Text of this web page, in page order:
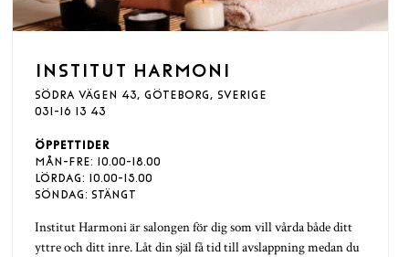
INSTITUT HARMONI
SÖDRA VÄGEN 43, GÖTEBORG, SVERIGE
031-16 13 43
ÖPPETTIDER
MÅN-FRE: 10.00-18.00
LÖRDAG: 10.00-15.00
SÖNDAG: STÄNGT
Institut Harmoni är salongen för dig som vill vårda både ditt
yttre och ditt inre. Låt din själ få tid till avslappning medan du